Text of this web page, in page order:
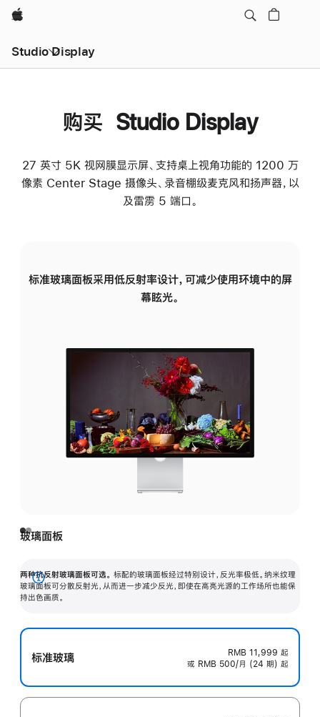
Apple
Studio Display
购买 Studio Display
27 英寸 5K 视网膜显示屏、支持桌上视角功能的 1200 万
像素 Center Stage 摄像头、录音棚级麦克风和扬声器，以
及雷雳 5 端口。
标准玻璃面板采用低反射率设计，可减少使用环境中的屏
幕眩光。
玻璃面板
两种抗反射玻璃面板可选。 标配的玻璃面板经过特别设计，反光率极低。纳米纹理
玻璃面板可分散反射光，从而进一步减少反光，即使在高亮光源的工作场所也能保
持出色画质。
展
开
标准玻璃 RMB 11,999 起
或 RMB 500/月 (24 期) 起